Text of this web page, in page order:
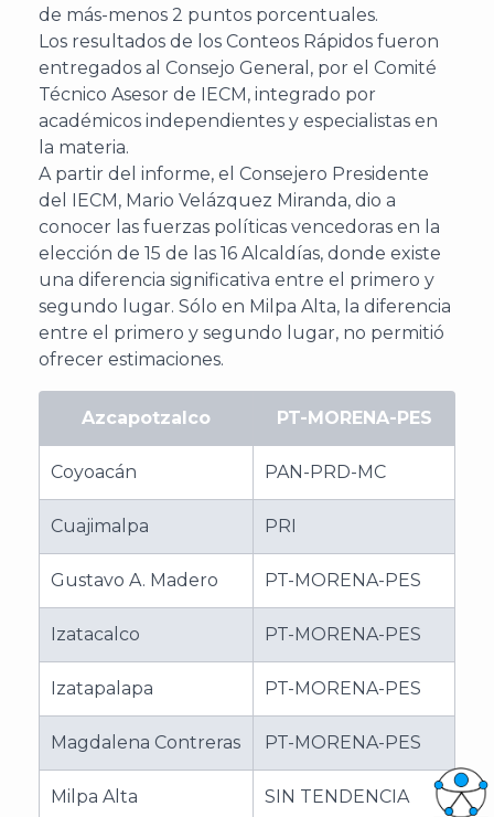
de más-menos 2 puntos porcentuales.
Los resultados de los Conteos Rápidos fueron
entregados al Consejo General, por el Comité
Técnico Asesor de IECM, integrado por
académicos independientes y especialistas en
la materia.
A partir del informe, el Consejero Presidente
del IECM, Mario Velázquez Miranda, dio a
conocer las fuerzas políticas vencedoras en la
elección de 15 de las 16 Alcaldías, donde existe
una diferencia significativa entre el primero y
segundo lugar. Sólo en Milpa Alta, la diferencia
entre el primero y segundo lugar, no permitió
ofrecer estimaciones.
Azcapotzalco PT-MORENA-PES
Coyoacán PAN-PRD-MC
Cuajimalpa PRI
Gustavo A. Madero PT-MORENA-PES
Izatacalco PT-MORENA-PES
Izatapalapa PT-MORENA-PES
Magdalena Contreras PT-MORENA-PES
Milpa Alta SIN TENDENCIA